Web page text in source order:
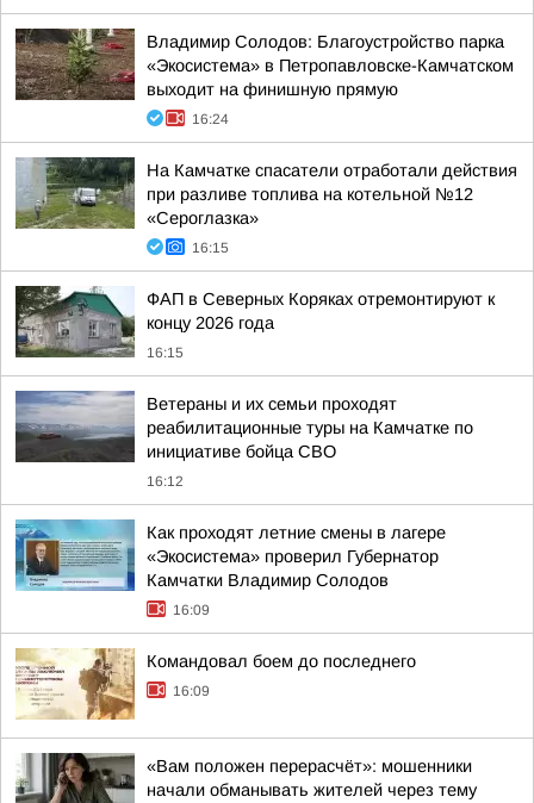
Владимир Солодов: Благоустройство парка
«Экосистема» в Петропавловске-Камчатском
выходит на финишную прямую
16:24
На Камчатке спасатели отработали действия
при разливе топлива на котельной №12
«Сероглазка»
16:15
ФАП в Северных Коряках отремонтируют к
концу 2026 года
16:15
Ветераны и их семьи проходят
реабилитационные туры на Камчатке по
инициативе бойца СВО
16:12
Как проходят летние смены в лагере
«Экосистема» проверил Губернатор
Камчатки Владимир Солодов
16:09
Командовал боем до последнего
16:09
«Вам положен перерасчёт»: мошенники
начали обманывать жителей через тему